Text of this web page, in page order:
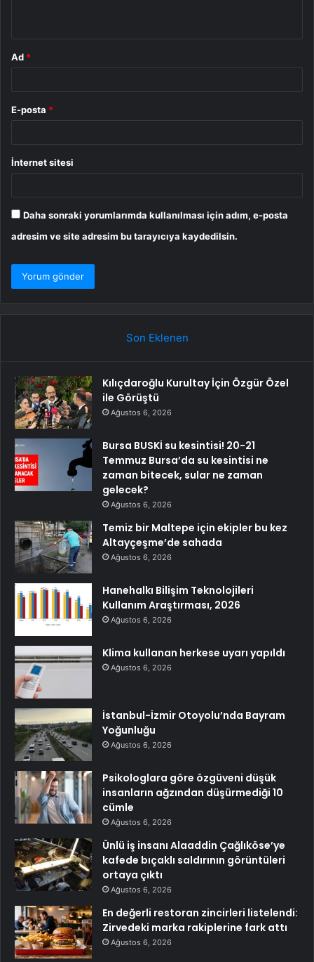
Ad *
E-posta *
İnternet sitesi
Daha sonraki yorumlarımda kullanılması için adım, e-posta
adresim ve site adresim bu tarayıcıya kaydedilsin.
Son Eklenen
Kılıçdaroğlu Kurultay İçin Özgür Özel
ile Görüştü
Ağustos 6, 2026
Bursa BUSKİ su kesintisi! 20-21
Temmuz Bursa’da su kesintisi ne
zaman bitecek, sular ne zaman
gelecek?
Ağustos 6, 2026
Temiz bir Maltepe için ekipler bu kez
Altayçeşme’de sahada
Ağustos 6, 2026
Hanehalkı Bilişim Teknolojileri
Kullanım Araştırması, 2026
Ağustos 6, 2026
Klima kullanan herkese uyarı yapıldı
Ağustos 6, 2026
İstanbul-İzmir Otoyolu’nda Bayram
Yoğunluğu
Ağustos 6, 2026
Psikologlara göre özgüveni düşük
insanların ağzından düşürmediği 10
cümle
Ağustos 6, 2026
Ünlü iş insanı Alaaddin Çağlıköse’ye
kafede bıçaklı saldırının görüntüleri
ortaya çıktı
Ağustos 6, 2026
En değerli restoran zincirleri listelendi:
Zirvedeki marka rakiplerine fark attı
Ağustos 6, 2026